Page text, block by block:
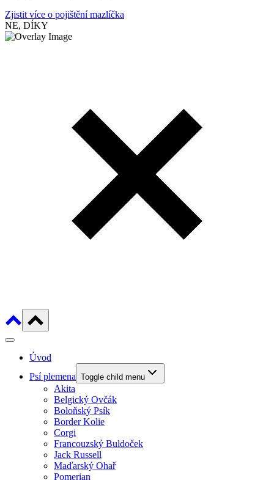
Zjistit více o pojištění mazlíčka
NE, DÍKY
Úvod
Psí plemena Toggle child menu
Akita
Belgický Ovčák
Boloňský Psík
Border Kolie
Corgi
Francouzský Buldoček
Jack Russell
Maďarský Ohař
Pomerian